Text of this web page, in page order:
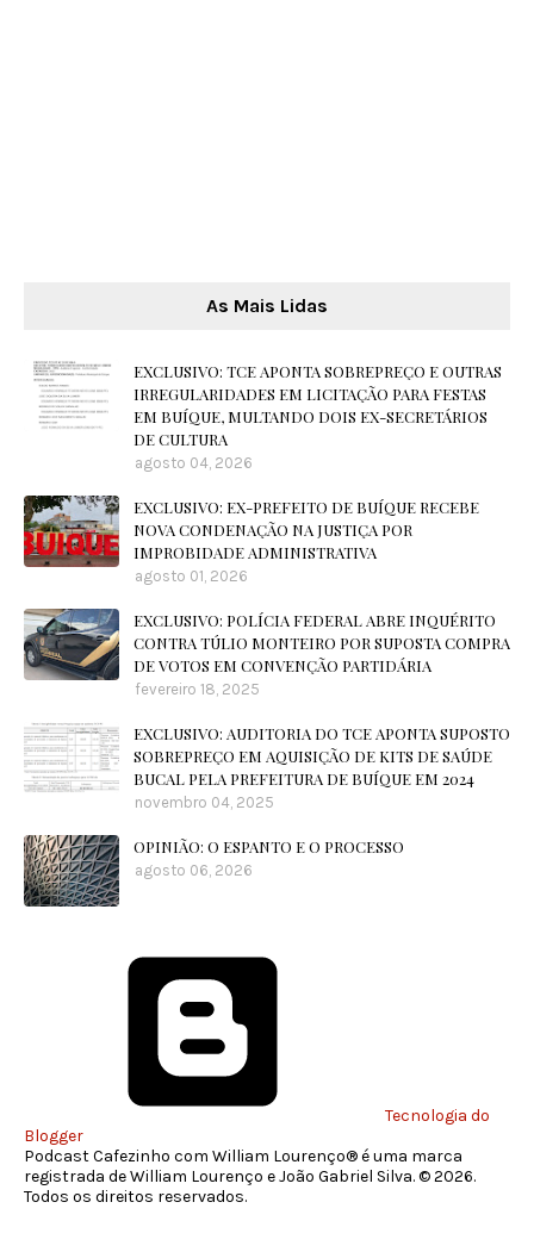
As Mais Lidas
EXCLUSIVO: TCE APONTA SOBREPREÇO E OUTRAS
IRREGULARIDADES EM LICITAÇÃO PARA FESTAS
EM BUÍQUE, MULTANDO DOIS EX-SECRETÁRIOS
DE CULTURA
agosto 04, 2026
EXCLUSIVO: EX-PREFEITO DE BUÍQUE RECEBE
NOVA CONDENAÇÃO NA JUSTIÇA POR
IMPROBIDADE ADMINISTRATIVA
agosto 01, 2026
EXCLUSIVO: POLÍCIA FEDERAL ABRE INQUÉRITO
CONTRA TÚLIO MONTEIRO POR SUPOSTA COMPRA
DE VOTOS EM CONVENÇÃO PARTIDÁRIA
fevereiro 18, 2025
EXCLUSIVO: AUDITORIA DO TCE APONTA SUPOSTO
SOBREPREÇO EM AQUISIÇÃO DE KITS DE SAÚDE
BUCAL PELA PREFEITURA DE BUÍQUE EM 2024
novembro 04, 2025
OPINIÃO: O ESPANTO E O PROCESSO
agosto 06, 2026
Tecnologia do
Blogger
Podcast Cafezinho com William Lourenço® é uma marca
registrada de William Lourenço e João Gabriel Silva. © 2026.
Todos os direitos reservados.